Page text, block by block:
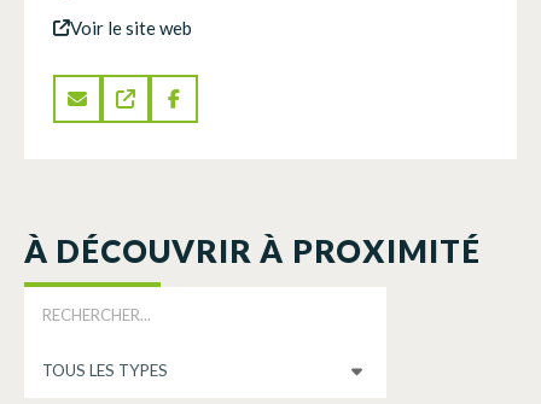
Voir le site web
À DÉCOUVRIR À PROXIMITÉ